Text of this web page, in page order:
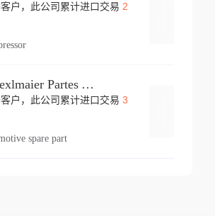
户，此公司累计进口交易 2
Dpm Draexlmaier Partes Automotrices Corr Ind Huejotzingo
户，此公司累计进口交易 3
spare part